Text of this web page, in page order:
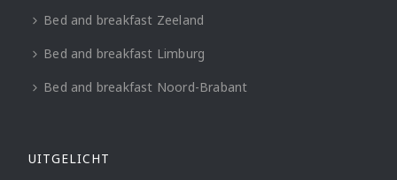
Bed and breakfast Zeeland
Bed and breakfast Limburg
Bed and breakfast Noord-Brabant
UITGELICHT